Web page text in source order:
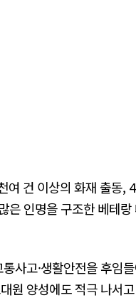
여 건 이상의 화재 출동,
은 인명을 구조한 베테
통사고·생활안전을 후임
원 양성에도 적극 나서